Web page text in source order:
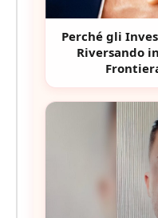
Perché gli
Riversando